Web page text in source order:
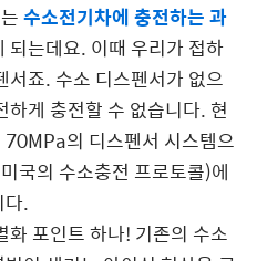
수소전기차에 충전하는 과
되는데요. 이때 우리가 접하
서죠. 수소 디스펜서가 없으
게 충전할 수 없습니다. 현
의 디스펜서 시스템으
국의 수소충전 프로토콜)에
다.
화 포인트 하나! 기존의 수소